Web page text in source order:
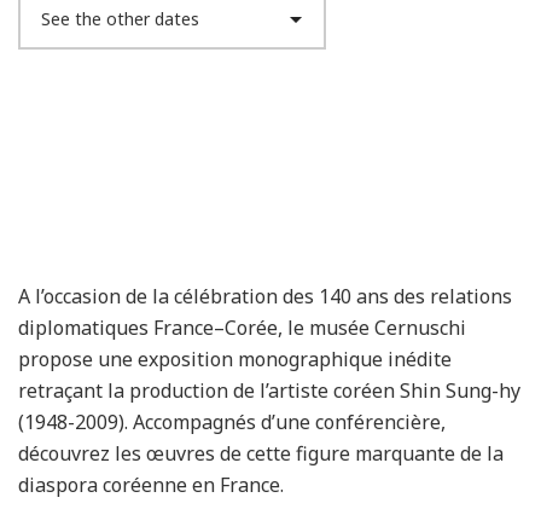
A l’occasion de la célébration des 140 ans des relations
diplomatiques France–Corée, le musée Cernuschi
propose une exposition monographique inédite
retraçant la production de l’artiste coréen Shin Sung-hy
(1948-2009). Accompagnés d’une conférencière,
découvrez les œuvres de cette figure marquante de la
diaspora coréenne en France.